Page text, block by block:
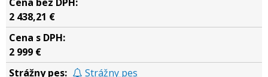
2 438,21 €
2 999 €
Strážny pes